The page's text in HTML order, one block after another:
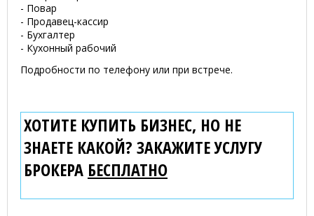
- Повар
- Продавец-кассир
- Бухгалтер
- Кухонный рабочий
Подробности по телефону или при встрече.
ХОТИТЕ КУПИТЬ БИЗНЕС, НО НЕ
ЗНАЕТЕ КАКОЙ? ЗАКАЖИТЕ УСЛУГУ
БРОКЕРА БЕСПЛАТНО